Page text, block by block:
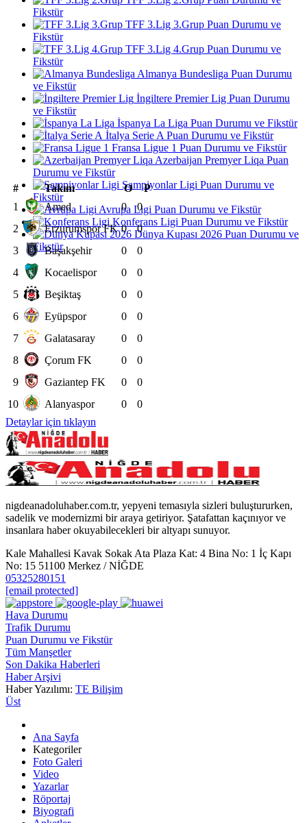
Fikstür
TFF 3.Lig 3.Grup Puan Durumu ve
Fikstür
TFF 3.Lig 4.Grup Puan Durumu ve
Fikstür
Almanya Bundesliga Puan Durumu
ve Fikstür
İngiltere Premier Lig Puan Durumu
ve Fikstür
İspanya La Liga Puan Durumu ve Fikstür
İtalya Serie A Puan Durumu ve Fikstür
Fransa Ligue 1 Puan Durumu ve Fikstür
Azerbaijan Premyer Liqa Puan
Durumu ve Fikstür
Şampiyonlar Ligi Puan Durumu ve
Fikstür
Avrupa Ligi Puan Durumu ve Fikstür
Konferans Ligi Puan Durumu ve Fikstür
Dünya Kupası 2026 Puan Durumu ve
Fikstür
# Takım O
P
1
Amed 0
0
2
Erzurumspor FK 0
0
3
Başakşehir 0
0
4
Kocaelispor 0
0
5
Beşiktaş 0
0
6
Eyüpspor 0
0
7
Galatasaray 0
0
8
Çorum FK 0
0
9
Gaziantep FK 0
0
10
Alanyaspor 0
0
Detaylar için tıklayın
nigdeanadoluhaber.com.tr, yepyeni temasıyla sizleri buluştururken,
sadelik ve modernizmi bir araya getiriyor. Şatafattan kaçınıyor ve
insanlara haber okuyabilecekleri bir altyapı sunuyor.
Kale Mahallesi Kavak Sokak Ata Plaza Kat: 4 Bina No: 1 İç Kapı
No: 15 51100 Merkez / NİĞDE
05325280151
[email protected]
Hava Durumu
Trafik Durumu
Puan Durumu ve Fikstür
Tüm Manşetler
Son Dakika Haberleri
Haber Arşivi
Haber Yazılımı: TE Bilişim
Üst
Ana Sayfa
Kategoriler
Foto Galeri
Video
Yazarlar
Röportaj
Biyografi